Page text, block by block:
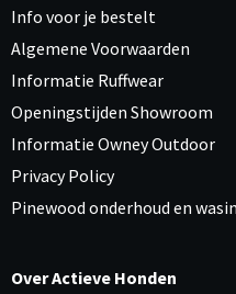
Info voor je bestelt
Algemene Voorwaarden
Informatie Ruffwear
Openingstijden Showroom
Informatie Owney Outdoor
Privacy Policy
Pinewood onderhoud en
Over Actieve Honden